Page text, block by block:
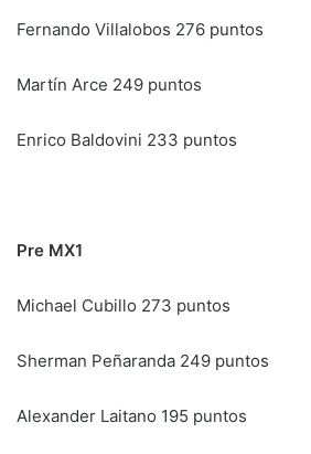
Fernando Villalobos 276 puntos
Martín Arce 249 puntos
Enrico Baldovini 233 puntos
Pre MX1
Michael Cubillo 273 puntos
Sherman Peñaranda 249 puntos
Alexander Laitano 195 puntos